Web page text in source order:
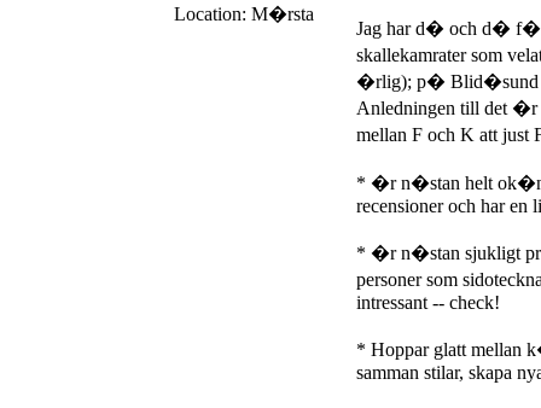
Location: M�rsta
Jag har d� och d�
skallekamrater som
�rlig); p� Blid�sund
Anledningen till det �r
mellan F och K att
* �r n�stan helt
recensioner och har en
* �r n�stan sjukligt
personer som
intressant -- check!
* Hoppar glatt mellan
samman stilar, skapa